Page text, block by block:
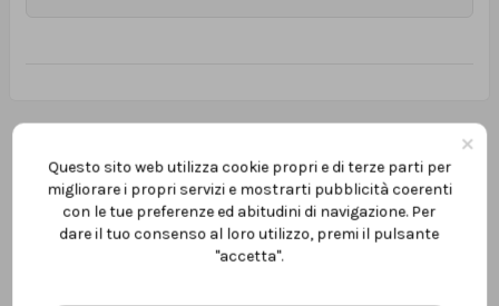
Dettagli del prodotto
×
Questo sito web utilizza cookie propri e di terze parti per
migliorare i propri servizi e mostrarti pubblicità coerenti
con le tue preferenze ed abitudini di navigazione. Per
dare il tuo consenso al loro utilizzo, premi il pulsante
"accetta".